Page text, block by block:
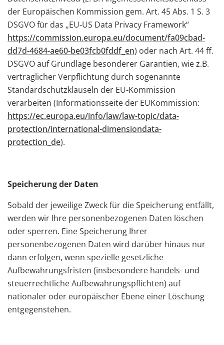
der Europäischen Kommission gem. Art. 45 Abs. 1 S. 3
DSGVO für das „EU-US Data Privacy Framework“
https://commission.europa.eu/document/fa09cbad-
dd7d-4684-ae60-be03fcb0fddf_en) oder nach Art. 44 ff.
DSGVO auf Grundlage besonderer Garantien, wie z.B.
vertraglicher Verpflichtung durch sogenannte
Standardschutzklauseln der EU-Kommission
verarbeiten (Informationsseite der EUKommission:
https://ec.europa.eu/info/law/law-topic/data-
protection/international-dimensiondata-
protection_de).
Speicherung der Daten
Sobald der jeweilige Zweck für die Speicherung entfällt,
werden wir Ihre personenbezogenen Daten löschen
oder sperren. Eine Speicherung Ihrer
personenbezogenen Daten wird darüber hinaus nur
dann erfolgen, wenn spezielle gesetzliche
Aufbewahrungsfristen (insbesondere handels- und
steuerrechtliche Aufbewahrungspflichten) auf
nationaler oder europäischer Ebene einer Löschung
entgegenstehen.